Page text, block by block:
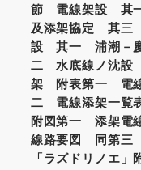
節 電線架設 其
及添架協定 其
設 其一 浦潮－
二 水底線ノ沈設
架 附表第一 電
二 電線添架一覧
附図第一 添架電
線路要図 同第三
「ラズドリノエ」